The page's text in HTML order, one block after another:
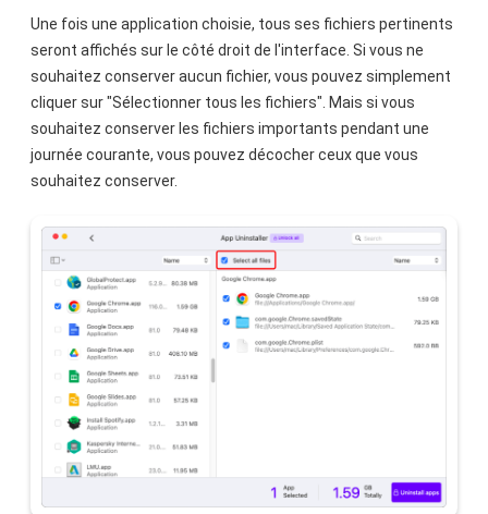
Une fois une application choisie, tous ses fichiers pertinents
seront affichés sur le côté droit de l'interface. Si vous ne
souhaitez conserver aucun fichier, vous pouvez simplement
cliquer sur "Sélectionner tous les fichiers". Mais si vous
souhaitez conserver les fichiers importants pendant une
journée courante, vous pouvez décocher ceux que vous
souhaitez conserver.